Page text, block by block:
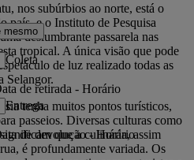
nos subúrbios ao norte, está o
país, e o Instituto de Pesquisa
deslumbrante passarela nas
tropical. A única visão que pode
de luz realizado todas as
Selangor.
tenha muitos pontos turísticos,
passeios. Diversas culturas como
que a culinária, assim
é profundamente variada. Os
mesmo
Coleta
de retirada - Horário
Entrega
de devolução - Horário